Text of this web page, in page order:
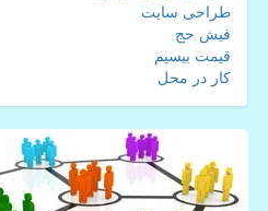
طراحی سایت
فیش حج
قیمت بیسیم
کار در محل